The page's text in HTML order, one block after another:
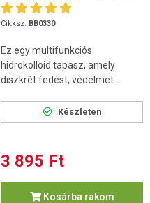
51db
Cikksz. BB0330
Ez egy multifunkciós
hidrokolloid tapasz, amely
diszkrét fedést, védelmet ...
Készleten
3 895 Ft
Kosárba rakom